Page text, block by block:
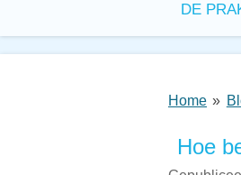
DE
Home »
Hoe